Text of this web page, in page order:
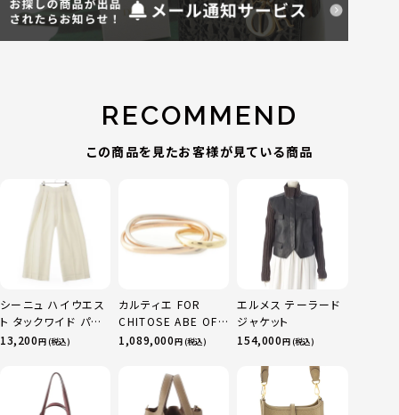
RECOMMEND
この商品を見たお客様が見ている商品
シーニュ ハイウエス
ト タックワイド パン
ツ ボトムス オフホワ
13,200円 (税込)
カルティエ FOR
CHITOSE ABE OF
sacai サカイ 750
ニティ リング 指輪 マ
ルチカラー 50 51
52 24.9g
1,089,000円 (税込)
エルメス テーラード
ジャケット
154,000円 (税込)